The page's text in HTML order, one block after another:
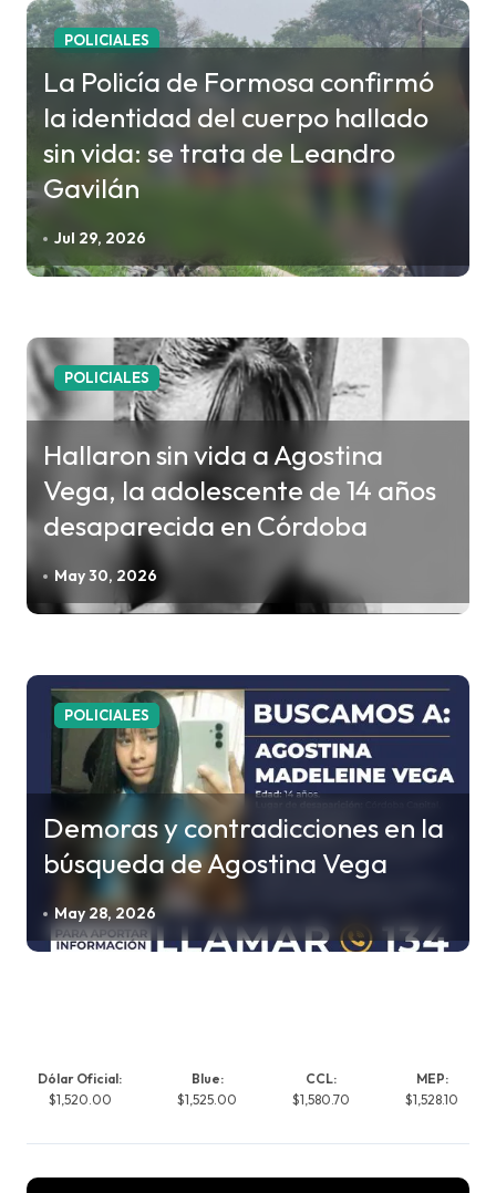
c
i
ó
n
e
e
a
d
a
POLICIALES
La Policía de Formosa confirmó
la identidad del cuerpo hallado
sin vida: se trata de Leandro
Gavilán
Jul 29, 2026
POLICIALES
Hallaron sin vida a Agostina
Vega, la adolescente de 14 años
desaparecida en Córdoba
May 30, 2026
POLICIALES
Demoras y contradicciones en la
búsqueda de Agostina Vega
May 28, 2026
Dólar Oficial:
$1,520.00
Blue:
$1,525.00
CCL:
$1,580.70
MEP:
$1,528.10